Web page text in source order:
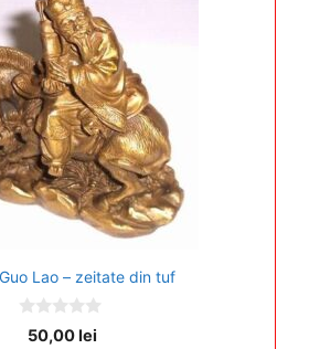
Lao – zeitate din tuf
50,00lei